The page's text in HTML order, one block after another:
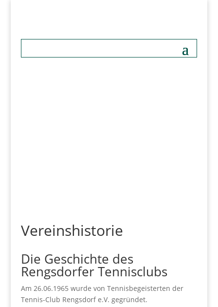
Vereinshistorie
Die Geschichte des
Rengsdorfer Tennisclubs
Am 26.06.1965 wurde von Tennisbegeisterten der
Tennis-Club Rengsdorf e.V. gegründet.